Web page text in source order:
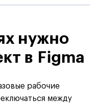
нужно
в Figma
рабочие
между